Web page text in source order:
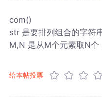
com()
str 是要排列组合的字符
M,N 是从M个元素取N个
给本帖投票